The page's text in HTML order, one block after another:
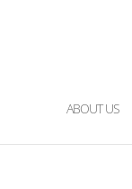
ABOUT US